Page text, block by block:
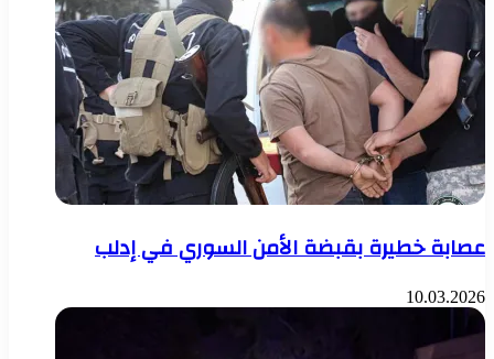
عصابة خطيرة بقبضة الأمن السوري في إدلب
10.03.2026